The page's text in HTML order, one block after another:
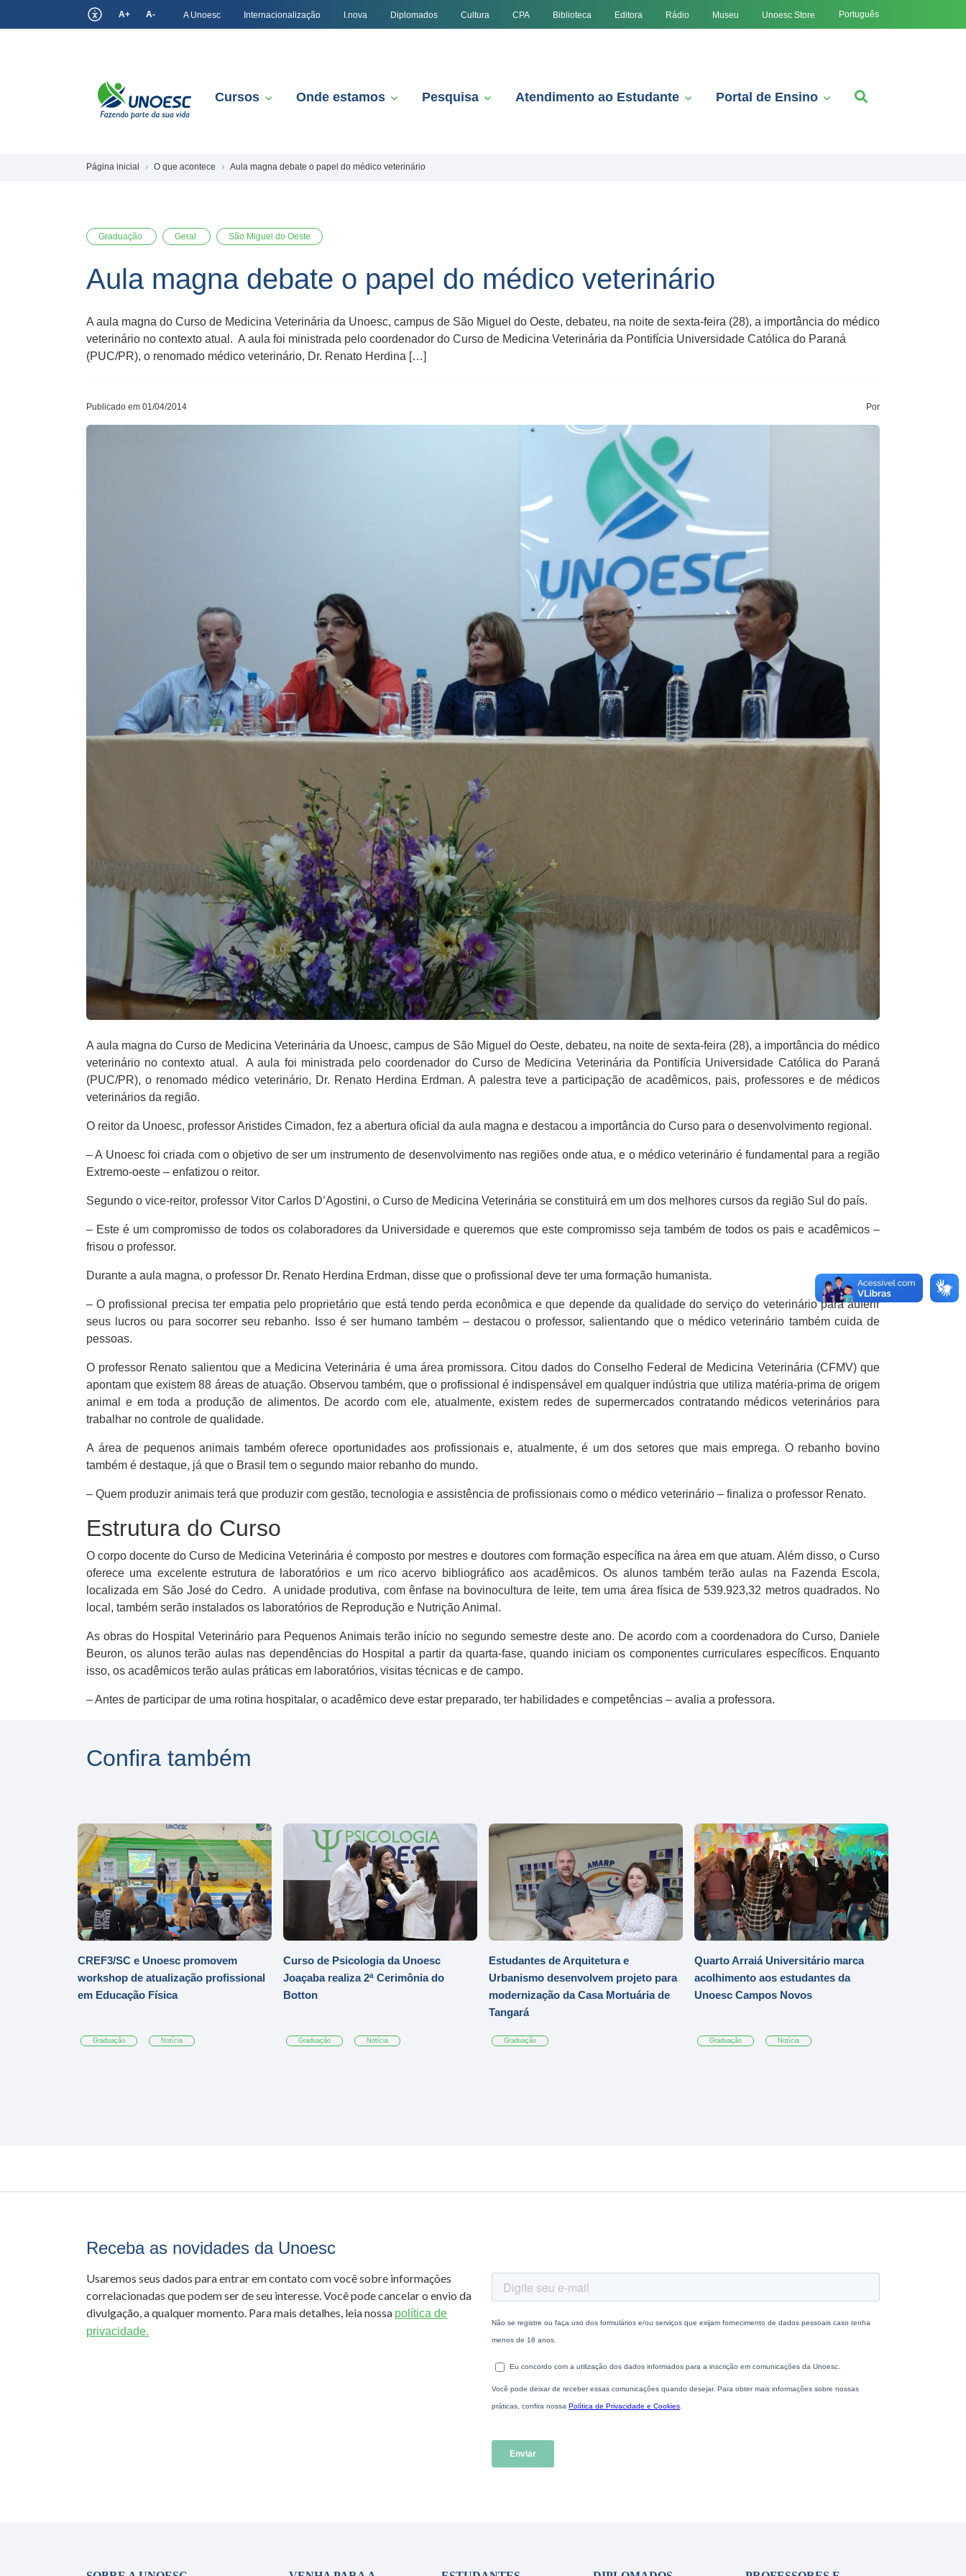
A+ A- A Unoesc Internacionalização I.nova Diplomados Cultura CPA Biblioteca Editora Rádio Museu Unoesc Store Português
Cursos Onde estamos Pesquisa Atendimento ao Estudante Portal de Ensino
Página inicial O que acontece Aula magna debate o papel do médico veterinário
Graduação Geral São Miguel do Oeste
Aula magna debate o papel do médico veterinário
A aula magna do Curso de Medicina Veterinária da Unoesc, campus de São Miguel do Oeste, debateu, na noite de sexta-feira (28), a importância do médico
veterinário no contexto atual. A aula foi ministrada pelo coordenador do Curso de Medicina Veterinária da Pontifícia Universidade Católica do Paraná
(PUC/PR), o renomado médico veterinário, Dr. Renato Herdina […]
Publicado em 01/04/2014 Por
A aula magna do Curso de Medicina Veterinária da Unoesc, campus de São Miguel do Oeste, debateu, na noite de sexta-feira (28), a importância do médico
veterinário no contexto atual. A aula foi ministrada pelo coordenador do Curso de Medicina Veterinária da Pontifícia Universidade Católica do Paraná
(PUC/PR), o renomado médico veterinário, Dr. Renato Herdina Erdman. A palestra teve a participação de acadêmicos, pais, professores e de médicos
veterinários da região.
O reitor da Unoesc, professor Aristides Cimadon, fez a abertura oficial da aula magna e destacou a importância do Curso para o desenvolvimento regional.
– A Unoesc foi criada com o objetivo de ser um instrumento de desenvolvimento nas regiões onde atua, e o médico veterinário é fundamental para a região
Extremo-oeste – enfatizou o reitor.
Segundo o vice-reitor, professor Vitor Carlos D’Agostini, o Curso de Medicina Veterinária se constituirá em um dos melhores cursos da região Sul do país.
– Este é um compromisso de todos os colaboradores da Universidade e queremos que este compromisso seja também de todos os pais e acadêmicos –
frisou o professor.
Durante a aula magna, o professor Dr. Renato Herdina Erdman, disse que o profissional deve ter uma formação humanista.
– O profissional precisa ter empatia pelo proprietário que está tendo perda econômica e que depende da qualidade do serviço do veterinário para auferir
seus lucros ou para socorrer seu rebanho. Isso é ser humano também – destacou o professor, salientando que o médico veterinário também cuida de
pessoas.
O professor Renato salientou que a Medicina Veterinária é uma área promissora. Citou dados do Conselho Federal de Medicina Veterinária (CFMV) que
apontam que existem 88 áreas de atuação. Observou também, que o profissional é indispensável em qualquer indústria que utiliza matéria-prima de origem
animal e em toda a produção de alimentos. De acordo com ele, atualmente, existem redes de supermercados contratando médicos veterinários para
trabalhar no controle de qualidade.
A área de pequenos animais também oferece oportunidades aos profissionais e, atualmente, é um dos setores que mais emprega. O rebanho bovino
também é destaque, já que o Brasil tem o segundo maior rebanho do mundo.
– Quem produzir animais terá que produzir com gestão, tecnologia e assistência de profissionais como o médico veterinário – finaliza o professor Renato.
Estrutura do Curso
O corpo docente do Curso de Medicina Veterinária é composto por mestres e doutores com formação específica na área em que atuam. Além disso, o Curso
oferece uma excelente estrutura de laboratórios e um rico acervo bibliográfico aos acadêmicos. Os alunos também terão aulas na Fazenda Escola,
localizada em São José do Cedro. A unidade produtiva, com ênfase na bovinocultura de leite, tem uma área física de 539.923,32 metros quadrados. No
local, também serão instalados os laboratórios de Reprodução e Nutrição Animal.
As obras do Hospital Veterinário para Pequenos Animais terão início no segundo semestre deste ano. De acordo com a coordenadora do Curso, Daniele
Beuron, os alunos terão aulas nas dependências do Hospital a partir da quarta-fase, quando iniciam os componentes curriculares específicos. Enquanto
isso, os acadêmicos terão aulas práticas em laboratórios, visitas técnicas e de campo.
– Antes de participar de uma rotina hospitalar, o acadêmico deve estar preparado, ter habilidades e competências – avalia a professora.
Confira também
CREF3/SC e Unoesc promovem
workshop de atualização profissional
em Educação Física
Graduação Notícia
Curso de Psicologia da Unoesc
Joaçaba realiza 2ª Cerimônia do
Botton
Graduação Notícia
Estudantes de Arquitetura e
Urbanismo desenvolvem projeto para
modernização da Casa Mortuária de
Tangará
Graduação
Quarto Arraiá Universitário marca
acolhimento aos estudantes da
Unoesc Campos Novos
Graduação Notícia
Receba as novidades da Unoesc
Usaremos seus dados para entrar em contato com você sobre informações
correlacionadas que podem ser de seu interesse. Você pode cancelar o envio da
divulgação, a qualquer momento. Para mais detalhes, leia nossa política de
privacidade.